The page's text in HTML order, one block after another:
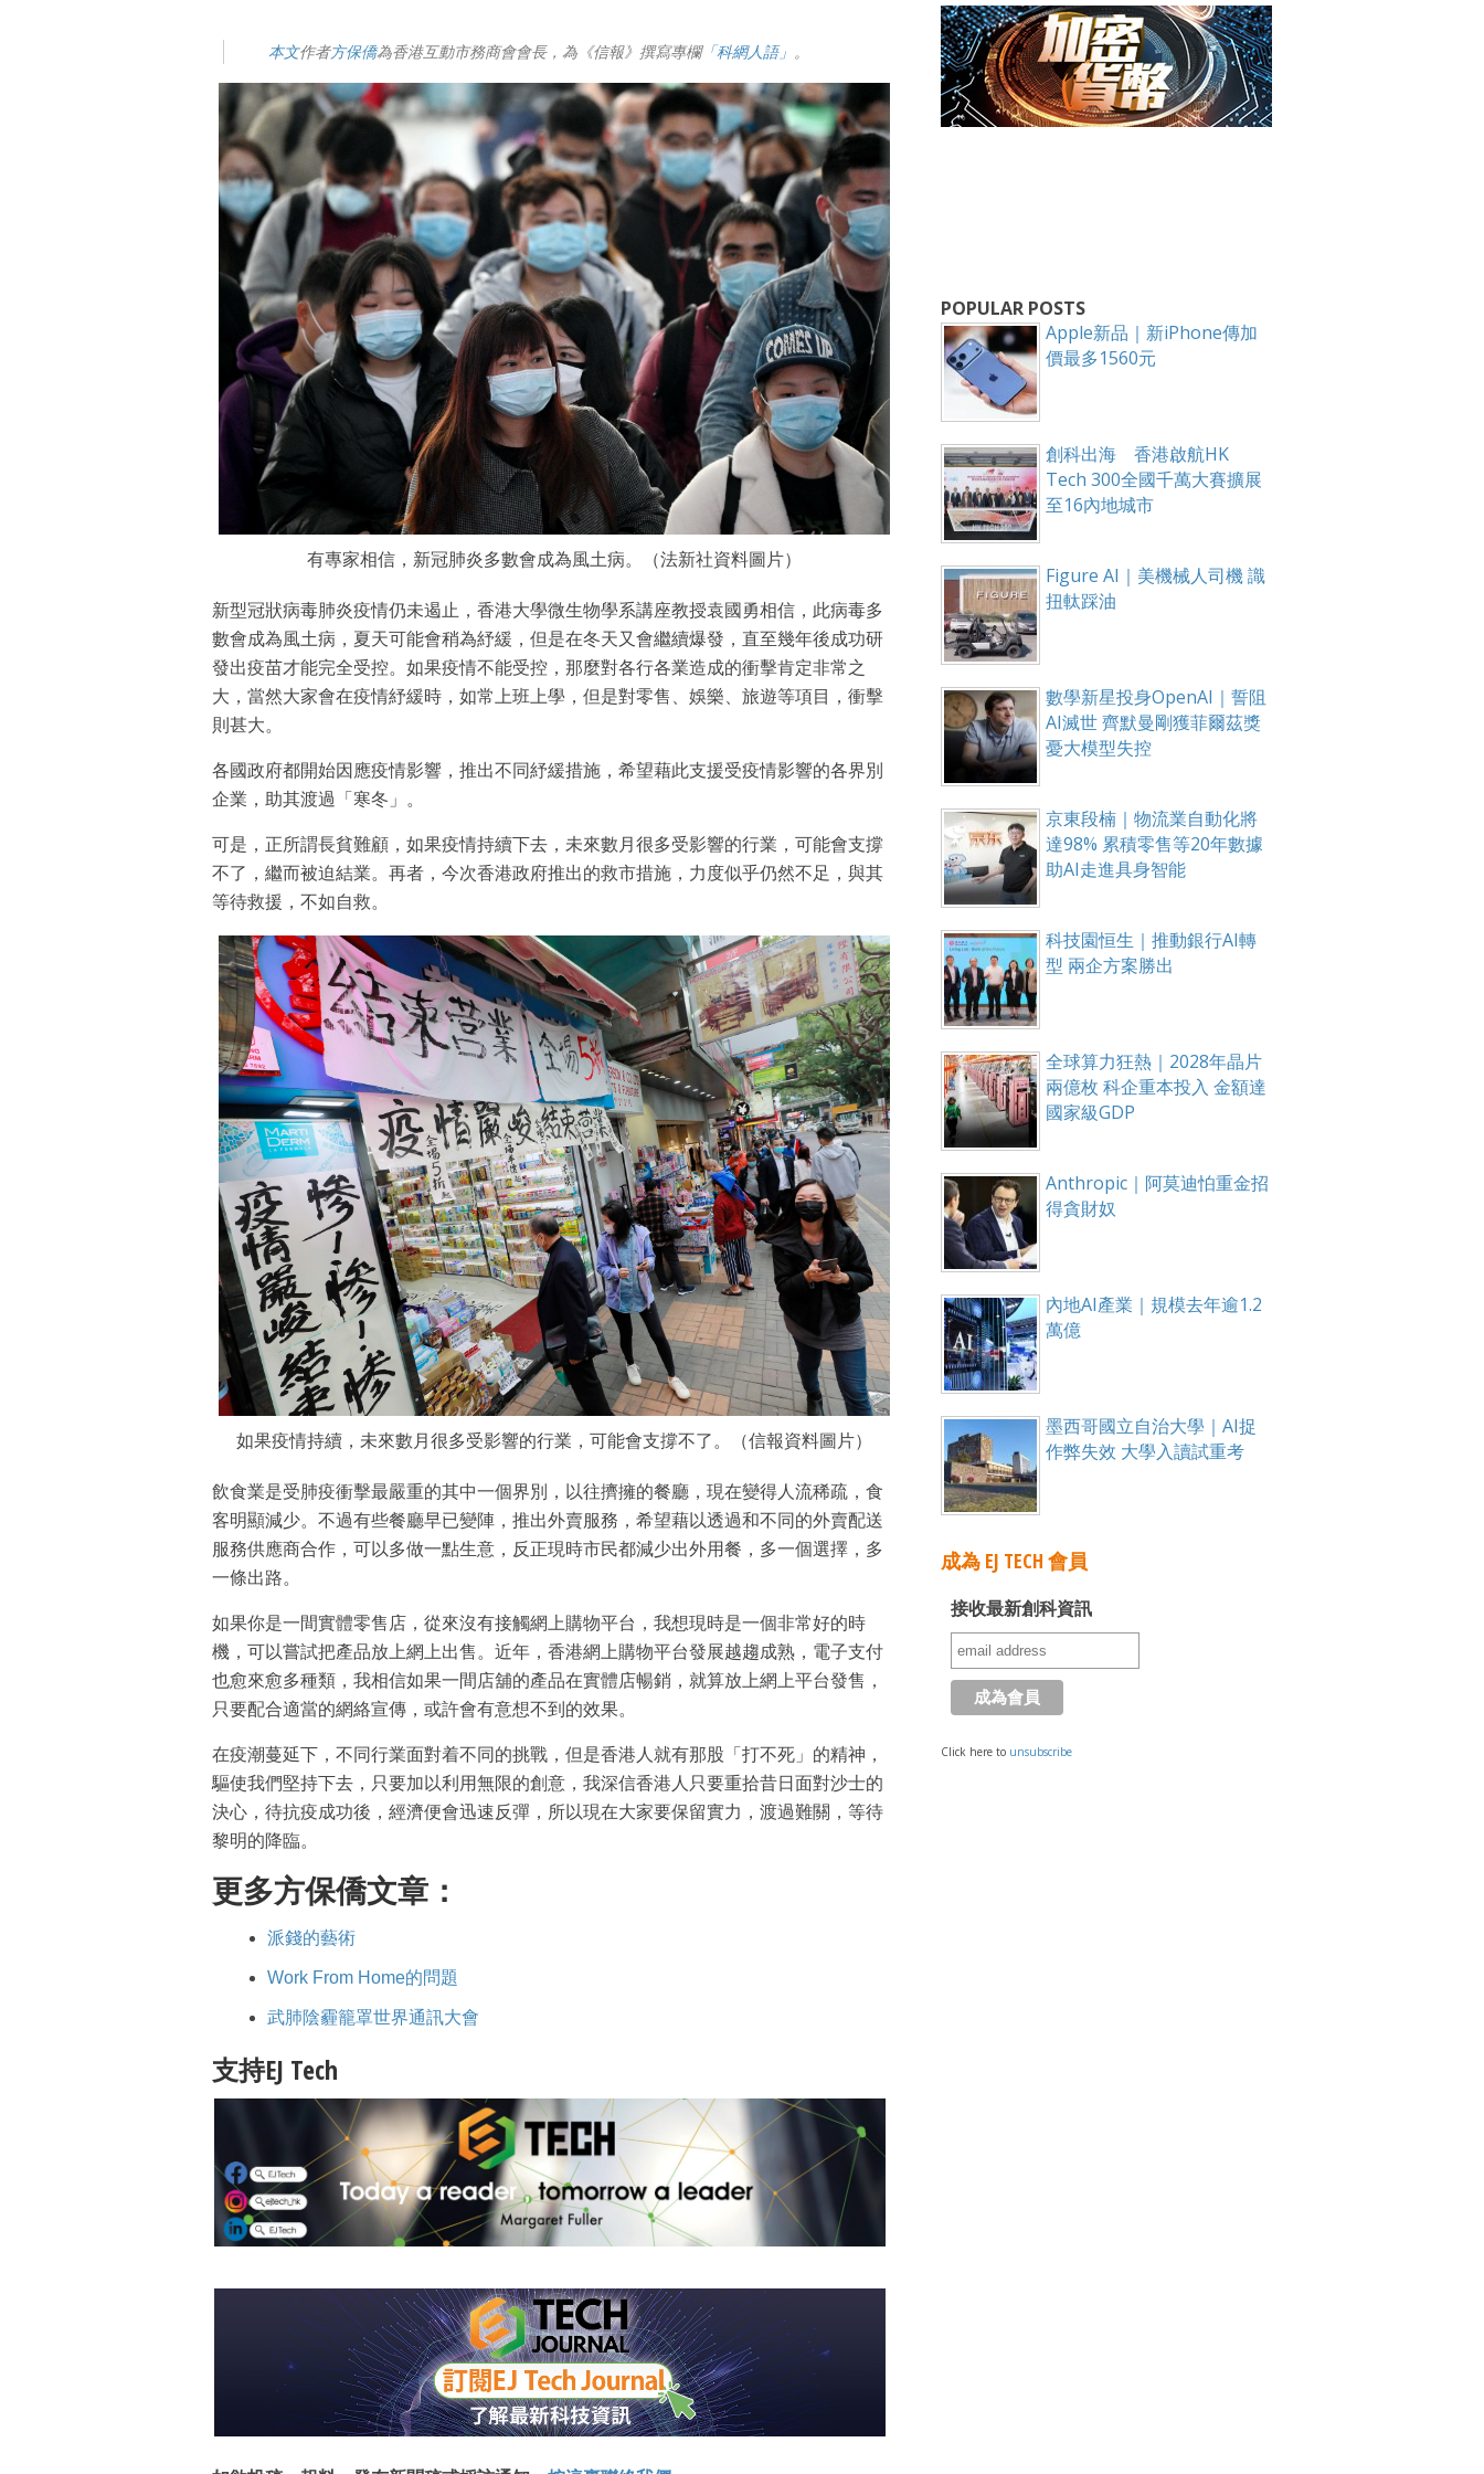
本文作者方保僑為香港互動市務商會會長，為《信報》撰寫專欄「科網人語」 。
有專家相信，新冠肺炎多數會成為風土病。（法新社資料圖片）
新型冠狀病毒肺炎疫情仍未遏止，香港大學微生物學系講座教授袁國勇相信，此病毒多
數會成為風土病，夏天可能會稍為紓緩，但是在冬天又會繼續爆發，直至幾年後成功研
發出疫苗才能完全受控。如果疫情不能受控，那麼對各行各業造成的衝擊肯定非常之
大，當然大家會在疫情紓緩時，如常上班上學，但是對零售、娛樂、旅遊等項目，衝擊
則甚大。
各國政府都開始因應疫情影響，推出不同紓緩措施，希望藉此支援受疫情影響的各界別
企業，助其渡過「寒冬」。
可是，正所謂長貧難顧，如果疫情持續下去，未來數月很多受影響的行業，可能會支撐
不了，繼而被迫結業。再者，今次香港政府推出的救市措施，力度似乎仍然不足，與其
等待救援，不如自救。
如果疫情持續，未來數月很多受影響的行業，可能會支撐不了。（信報資料圖片）
飲食業是受肺疫衝擊最嚴重的其中一個界別，以往擠擁的餐廳，現在變得人流稀疏，食
客明顯減少。不過有些餐廳早已變陣，推出外賣服務，希望藉以透過和不同的外賣配送
服務供應商合作，可以多做一點生意，反正現時市民都減少出外用餐，多一個選擇，多
一條出路。
如果你是一間實體零售店，從來沒有接觸網上購物平台，我想現時是一個非常好的時
機，可以嘗試把產品放上網上出售。近年，香港網上購物平台發展越趨成熟，電子支付
也愈來愈多種類，我相信如果一間店舖的產品在實體店暢銷，就算放上網上平台發售，
只要配合適當的網絡宣傳，或許會有意想不到的效果。
在疫潮蔓延下，不同行業面對着不同的挑戰，但是香港人就有那股「打不死」的精神，
驅使我們堅持下去，只要加以利用無限的創意，我深信香港人只要重拾昔日面對沙士的
決心，待抗疫成功後，經濟便會迅速反彈，所以現在大家要保留實力，渡過難關，等待
黎明的降臨。
更多方保僑文章：
派錢的藝術
Work From Home的問題
武肺陰霾籠罩世界通訊大會
支持EJ Tech
POPULAR POSTS
Apple新品｜新iPhone傳加
價最多1560元
創科出海 香港啟航HK
Tech 300全國千萬大賽擴展
至16內地城市
Figure AI｜美機械人司機 識
扭軚踩油
數學新星投身OpenAI｜誓阻
AI滅世 齊默曼剛獲菲爾茲獎
憂大模型失控
京東段楠｜物流業自動化將
達98% 累積零售等20年數據
助AI走進具身智能
科技園恒生｜推動銀行AI轉
型 兩企方案勝出
全球算力狂熱｜2028年晶片
兩億枚 科企重本投入 金額達
國家級GDP
Anthropic｜阿莫迪怕重金招
得貪財奴
內地AI產業｜規模去年逾1.2
萬億
墨西哥國立自治大學｜AI捉
作弊失效 大學入讀試重考
成為 EJ TECH 會員
接收最新創科資訊
Click here to unsubscribe
成為 EJ Tech 會員
最新資訊（附創業懶人包），直達郵箱！